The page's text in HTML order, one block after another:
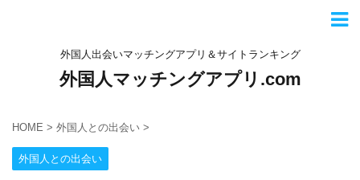
外国人出会いマッチングアプリ＆サイトランキング
外国人マッチングアプリ.com
HOME > 外国人との出会い >
外国人との出会い